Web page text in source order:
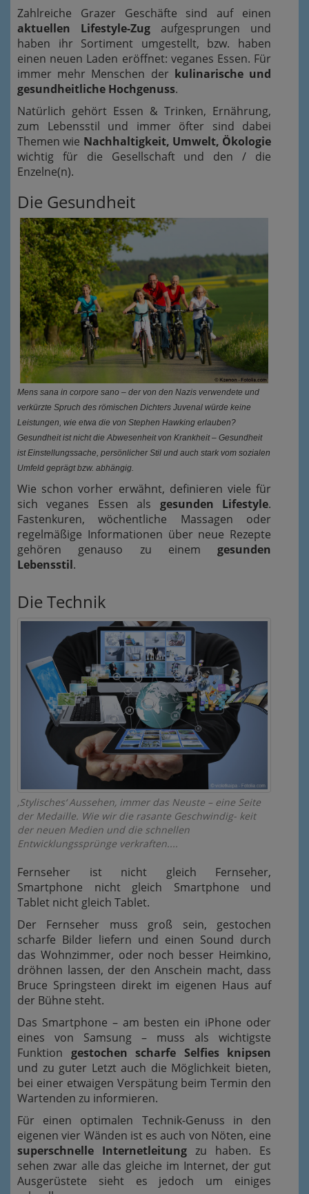
Zahlreiche Grazer Geschäfte sind auf einen
aktuellen Lifestyle-Zug aufgesprungen und
haben ihr Sortiment umgestellt, bzw. haben
einen neuen Laden eröffnet: veganes Essen. Für
immer mehr Menschen der kulinarische und
gesundheitliche Hochgenuss.
Natürlich gehört Essen & Trinken, Ernährung,
zum Lebensstil und immer öfter sind dabei
Themen wie Nachhaltigkeit, Umwelt, Ökologie
wichtig für die Gesellschaft und den / die
Enzelne(n).
Die Gesundheit
Mens sana in corpore sano – der von den Nazis verwendete und
verkürzte Spruch des römischen Dichters Juvenal würde keine
Leistungen, wie etwa die von Stephen Hawking erlauben?
Gesundheit ist nicht die Abwesenheit von Krankheit – Gesundheit
ist Einstellungssache, persönlicher Stil und auch stark vom sozialen
Umfeld geprägt bzw. abhängig.
Wie schon vorher erwähnt, definieren viele für
sich veganes Essen als gesunden Lifestyle.
Fastenkuren, wöchentliche Massagen oder
regelmäßige Informationen über neue Rezepte
gehören genauso zu einem gesunden
Lebensstil.
Die Technik
‚Stylisches‘ Aussehen, immer das Neuste – eine Seite
der Medaille. Wie wir die rasante Geschwindig- keit
der neuen Medien und die schnellen
Entwicklungssprünge verkraften....
Fernseher ist nicht gleich Fernseher,
Smartphone nicht gleich Smartphone und
Tablet nicht gleich Tablet.
Der Fernseher muss groß sein, gestochen
scharfe Bilder liefern und einen Sound durch
das Wohnzimmer, oder noch besser Heimkino,
dröhnen lassen, der den Anschein macht, dass
Bruce Springsteen direkt im eigenen Haus auf
der Bühne steht.
Das Smartphone – am besten ein iPhone oder
eines von Samsung – muss als wichtigste
Funktion gestochen scharfe Selfies knipsen
und zu guter Letzt auch die Möglichkeit bieten,
bei einer etwaigen Verspätung beim Termin den
Wartenden zu informieren.
Für einen optimalen Technik-Genuss in den
eigenen vier Wänden ist es auch von Nöten, eine
superschnelle Internetleitung zu haben. Es
sehen zwar alle das gleiche im Internet, der gut
Ausgerüstete sieht es jedoch um einiges